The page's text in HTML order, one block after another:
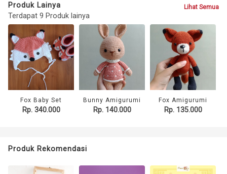
Produk Lainya
Terdapat 9 Produk lainya
Lihat Semua
Fox Baby Set
Rp. 340.000
Bunny Amigurumi
Rp. 140.000
Fox Amigurumi
Rp. 135.000
Produk Rekomendasi